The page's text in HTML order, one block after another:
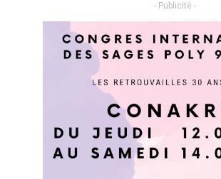
- Publicité -